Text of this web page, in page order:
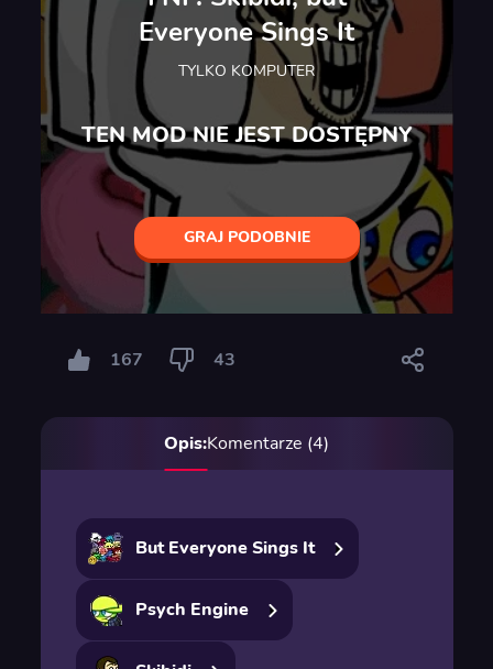
Everyone Sings It
TYLKO KOMPUTER
TEN MOD NIE JEST DOSTĘPNY
GRAJ PODOBNIE
167 43
Opis:Komentarze (4)
But Everyone Sings It
Psych Engine